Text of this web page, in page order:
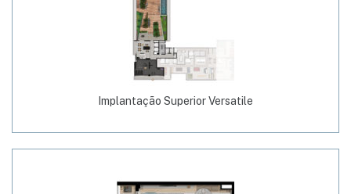
Implantação Superior Versatile